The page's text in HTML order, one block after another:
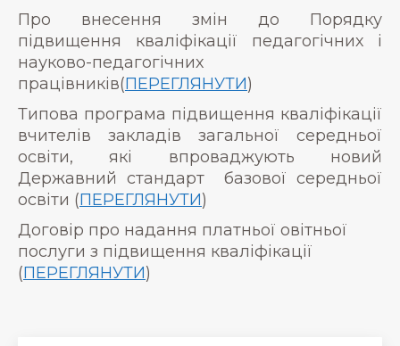
Про внесення змін до Порядку
підвищення кваліфікації педагогічних і
науково-педагогічних
працівників(ПЕРЕГЛЯНУТИ)
Типова програма підвищення кваліфікації
вчителів закладів загальної середньої
освіти, які впроваджують новий
Державний стандарт базової середньої
освіти (ПЕРЕГЛЯНУТИ)
Договір про надання платньої овітньої
послуги з підвищення кваліфікації
(ПЕРЕГЛЯНУТИ)